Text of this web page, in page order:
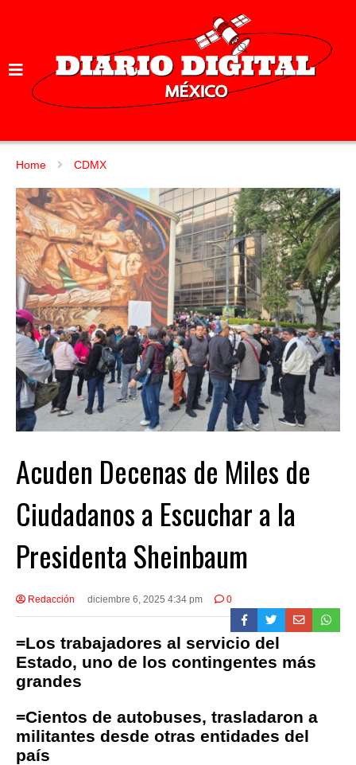
Home CDMX
Acuden Decenas de Miles de
Ciudadanos a Escuchar a la
Presidenta Sheinbaum
Redacción diciembre 6, 2025 4:34 pm 0
=Los trabajadores al servicio del
Estado, uno de los contingentes más
grandes
=Cientos de autobuses, trasladaron a
militantes desde otras entidades del
país